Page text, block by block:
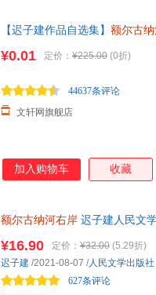
【迟子建作品自选集】 额尔古
¥0.01 定价： ¥225.00 (0折)
文轩网旗舰店
44637条评论
加入购物车 收藏
额尔古纳河右岸 迟子建人民文
¥16.90 定价： ¥32.00 (5.29折)
627条评论
迟子建 /2021-08-07 /人民文学出版社